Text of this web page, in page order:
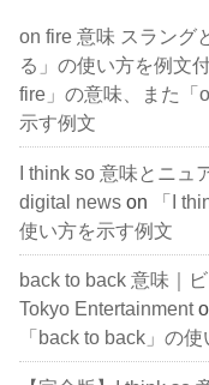
on fire 意味 スラング
る」の使い方を例文
fire」の意味、また「
示す例文
I think so 意味とニュ
digital news on
「I
使い方を示す例文
back to back 意味｜
Tokyo Entertainment
「back to back」の